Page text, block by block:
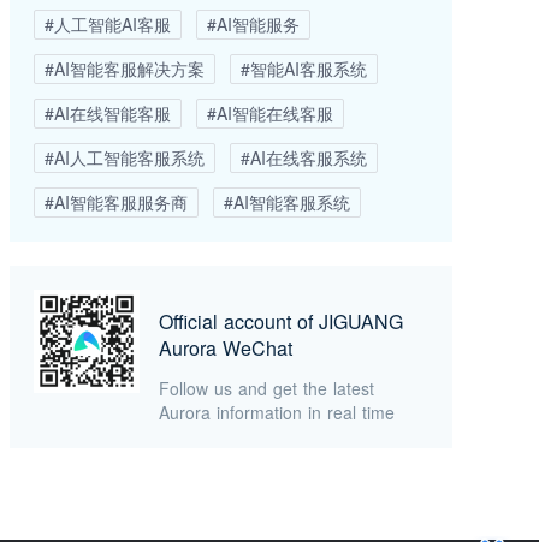
#人工智能AI客服
#AI智能服务
#AI智能客服解决方案
#智能AI客服系统
#AI在线智能客服
#AI智能在线客服
#AI人工智能客服系统
#AI在线客服系统
#AI智能客服服务商
#AI智能客服系统
Official account of JIGUANG
Aurora WeChat
Follow us and get the latest
Aurora information in real time